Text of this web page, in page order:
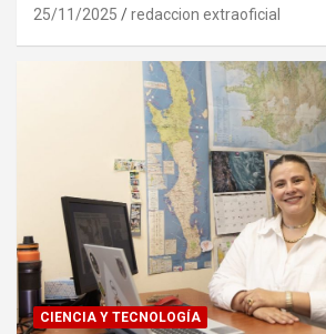
25/11/2025 redaccion extraoficial
CIENCIA Y TECNOLOGÍA